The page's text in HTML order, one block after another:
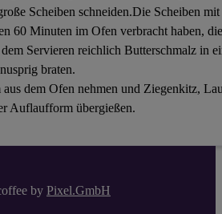
Scheiben schneiden.Die Scheiben
60 Minuten im Ofen verbracht haben,
Servieren reichlich Butterschmalz in
braten.
dem Ofen nehmen und Ziegenkitz,
Auflaufform übergießen.
by Pixel.GmbH